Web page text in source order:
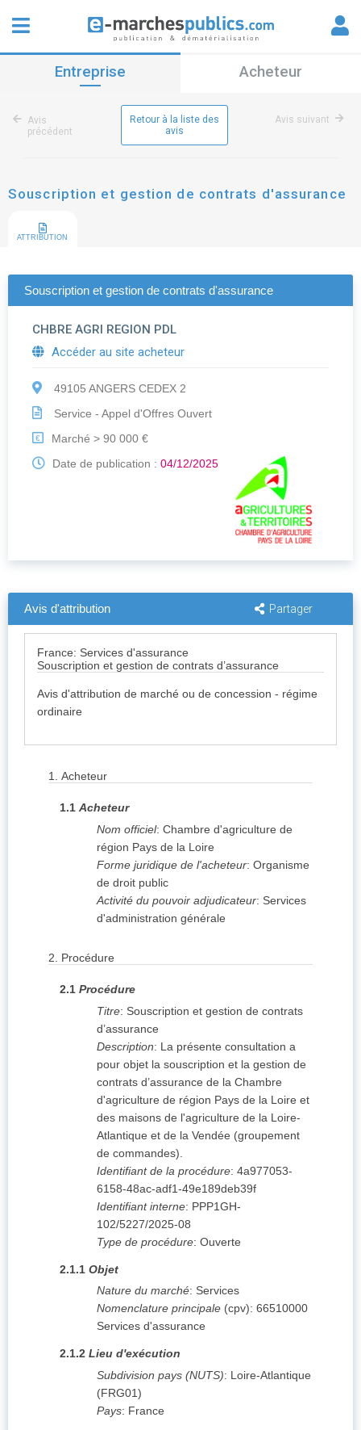
Entreprise Acheteur
Avis
précédent
Retour à la liste des
avis
Avis suivant
Souscription et gestion de contrats d'assurance
ATTRIBUTION
Souscription et gestion de contrats d'assurance
CHBRE AGRI REGION PDL
Accéder au site acheteur
49105 ANGERS CEDEX 2
Service - Appel d'Offres Ouvert
€
Marché > 90 000 €
Date de publication : 04/12/2025
Avis d'attribution Partager
France: Services d'assurance
Souscription et gestion de contrats d’assurance
Avis d'attribution de marché ou de concession - régime
ordinaire
1. Acheteur
1.1 Acheteur
Nom officiel: Chambre d'agriculture de
région Pays de la Loire
Forme juridique de l'acheteur: Organisme
de droit public
Activité du pouvoir adjudicateur: Services
d'administration générale
2. Procédure
2.1 Procédure
Titre: Souscription et gestion de contrats
d’assurance
Description: La présente consultation a
pour objet la souscription et la gestion de
contrats d’assurance de la Chambre
d'agriculture de région Pays de la Loire et
des maisons de l'agriculture de la Loire-
Atlantique et de la Vendée (groupement
de commandes).
Identifiant de la procédure: 4a977053-
6158-48ac-adf1-49e189deb39f
Identifiant interne: PPP1GH-
102/5227/2025-08
Type de procédure: Ouverte
2.1.1 Objet
Nature du marché: Services
Nomenclature principale (cpv): 66510000
Services d'assurance
2.1.2 Lieu d'exécution
Subdivision pays (NUTS): Loire-Atlantique
(FRG01)
Pays: France